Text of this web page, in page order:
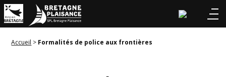
Accueil > Formalités de police aux frontières